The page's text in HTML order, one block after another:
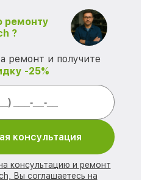
ремонту
?
ремонт и получите
-25%
консультация
консультацию и ремонт
Вы соглашаетесь на